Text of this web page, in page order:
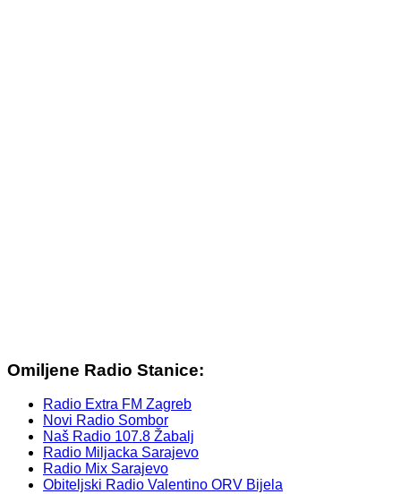
Omiljene Radio Stanice:
Radio Extra FM Zagreb
Novi Radio Sombor
Naš Radio 107.8 Žabalj
Radio Miljacka Sarajevo
Radio Mix Sarajevo
Obiteljski Radio Valentino ORV Bijela